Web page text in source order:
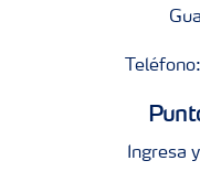
Ingresa y